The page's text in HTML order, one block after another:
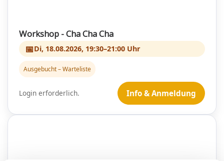
Workshop - Cha Cha Cha
📅Di, 18.08.2026, 19:30–21:00 Uhr
Ausgebucht – Warteliste
Login erforderlich. Info & Anmeldung